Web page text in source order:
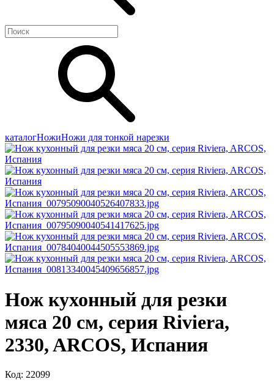
каталогНожиНожи для тонкой нарезки
Нож кухонный для резки
мяса 20 см, серия Riviera,
2330, ARCOS, Испания
Код: 22099